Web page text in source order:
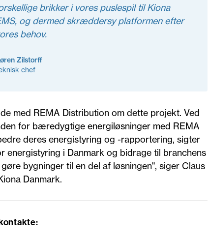
brikker i vores puslespil til Kiona
og dermed skræddersy platformen efter
behov.
Zilstorff
chef
med REMA Distribution om dette projekt. Ved
for bæredygtige energiløsninger med REMA
deres energistyring og -rapportering, sigter
i Danmark og bidrage til branchens
bygninger til en del af løsningen", siger Claus
Danmark.